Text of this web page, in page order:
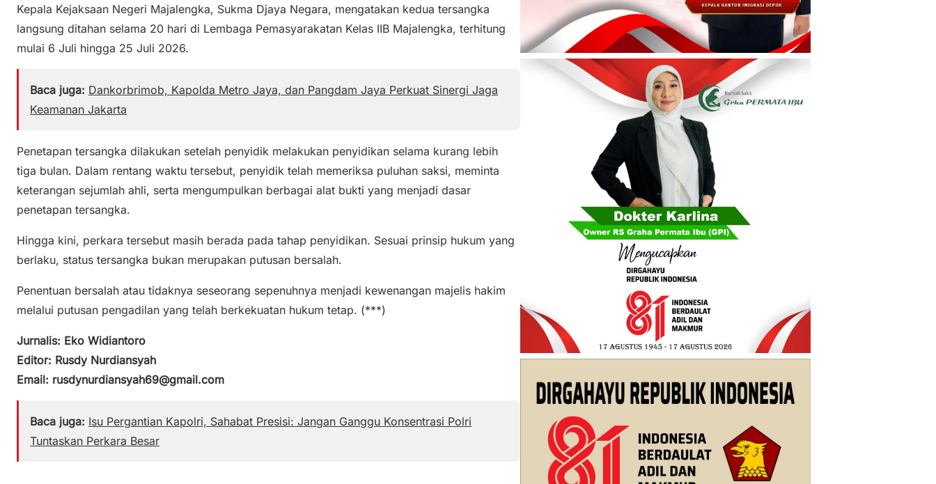
Kepala Kejaksaan Negeri Majalengka, Sukma Djaya Negara, mengatakan kedua tersangka
langsung ditahan selama 20 hari di Lembaga Pemasyarakatan Kelas IIB Majalengka, terhitung
mulai 6 Juli hingga 25 Juli 2026.
Baca juga: Dankorbrimob, Kapolda Metro Jaya, dan Pangdam Jaya Perkuat Sinergi Jaga
Keamanan Jakarta
Penetapan tersangka dilakukan setelah penyidik melakukan penyidikan selama kurang lebih
tiga bulan. Dalam rentang waktu tersebut, penyidik telah memeriksa puluhan saksi, meminta
keterangan sejumlah ahli, serta mengumpulkan berbagai alat bukti yang menjadi dasar
penetapan tersangka.
Hingga kini, perkara tersebut masih berada pada tahap penyidikan. Sesuai prinsip hukum yang
berlaku, status tersangka bukan merupakan putusan bersalah.
Penentuan bersalah atau tidaknya seseorang sepenuhnya menjadi kewenangan majelis hakim
melalui putusan pengadilan yang telah berkekuatan hukum tetap. (***)
Jurnalis: Eko Widiantoro
Editor: Rusdy Nurdiansyah
Email: rusdynurdiansyah69@gmail.com
Baca juga: Isu Pergantian Kapolri, Sahabat Presisi: Jangan Ganggu Konsentrasi Polri
Tuntaskan Perkara Besar